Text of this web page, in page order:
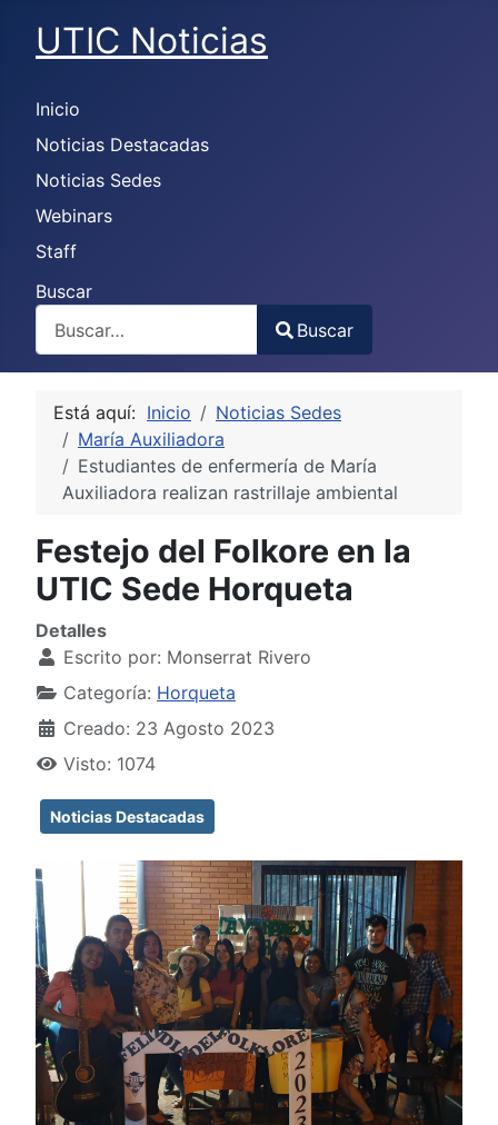
UTIC Noticias
Inicio
Noticias Destacadas
Noticias Sedes
Webinars
Staff
Buscar
Type 2 or more characters for results.
Buscar
Está aquí: Inicio
Noticias Sedes
María Auxiliadora
Estudiantes de enfermería de María
Auxiliadora realizan rastrillaje ambiental
Festejo del Folkore en la
UTIC Sede Horqueta
Detalles
Escrito por: Monserrat Rivero
Categoría: Horqueta
Creado: 23 Agosto 2023
Visto: 1074
Noticias Destacadas